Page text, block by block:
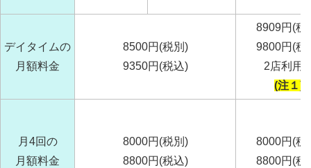
デイタイムの
月額料金
8500円(税別)
9350円(税込)
8909円(税
9800円(税
2店利用
(注１)
月4回の
月額料金
8000円(税別)
8800円(税込)
8000円(税
8800円(税